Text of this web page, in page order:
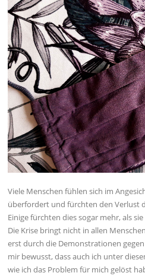
Viele Menschen fühlen sich im
überfordert und fürchten den Verlust
Einige fürchten dies sogar mehr, als
Die Krise bringt nicht in allen
erst durch die Demonstrationen
mir bewusst, dass auch ich unter
wie ich das Problem für mich gelöst